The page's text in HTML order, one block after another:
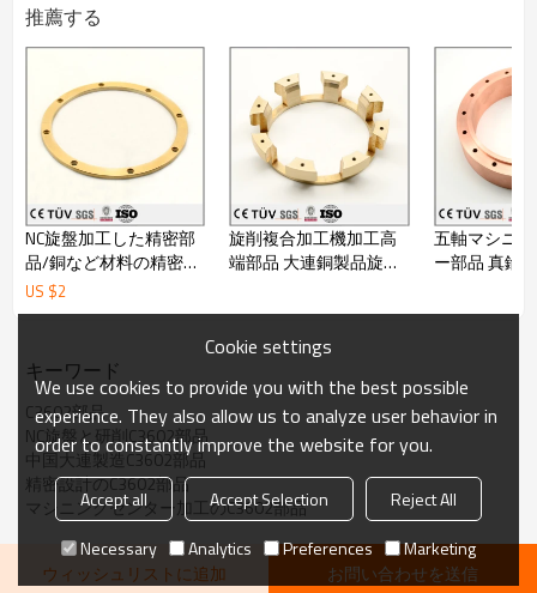
認証：
サービス：
OEMカスタマイズ
重要な寸法の100％検査
梱包と配送
パッケージの詳細
自動車部品用精密加工部品/水
循環式真空ポンプの中国製造
検査治具パッケージの詳細：
1、ビニール袋、真珠 - 綿パッケ
ージ。
2、カートンに詰める。
3、カートンをシールするため
に接着テープを使用
メイン事業
高精密パーツ加工のサービス
を提供し、もっとお客様にサ
ービスを提供するように、製
品の鋳造から、板金、プレ
まで一貫した製造サービスを
提供致します。お客様は一つ
て加工できる所を探せず、全
面的に各お客様のご要望に応
推薦する
NC旋盤加工した精密部
品/銅など材料の精密部
品/マシニングセンター
加工部品
US $2
旋削複合加工機加工高
端部品 大連銅製品旋盤
五軸マシニ
ー部品 真鍮
キーワード
C3602部品
NC旋盤と研削C3602部品
中国大連製造C3602部品
精密設計のC3602部品
マシニングセンター加工のC3602部品
ウィッシュリストに追加 お問い合わせを送信
Cookie settings
We use cookies to provide you with the best possible
experience. They also allow us to analyze user behavior in
order to constantly improve the website for you.
Accept all Accept Selection
Reject All
Necessary
Analytics Preferences Marketing